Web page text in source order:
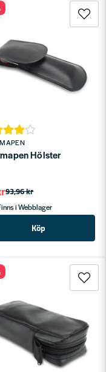
Hölster
93,96 kr
i Webblager
Köp